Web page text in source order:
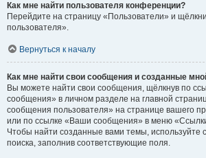
Как мне найти пользователя конференции?
Перейдите на страницу «Пользователи» и
пользователя».
Вернуться к началу
Как мне найти свои сообщения и созданные
Вы можете найти свои сообщения, щёлкнув по
сообщения» в личном разделе на главной
сообщения пользователя» на странице вашего
или по ссылке «Ваши сообщения» в меню
Чтобы найти созданные вами темы, используйте
поиска, заполнив соответствующие поля.